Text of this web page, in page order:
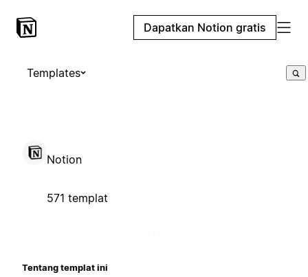
Dapatkan Notion gratis
Templates
Notion
571 templat
Tentang templat ini